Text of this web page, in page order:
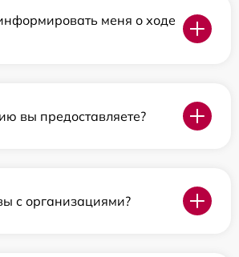
меня о ходе
вы предоставляете?
с организациями?